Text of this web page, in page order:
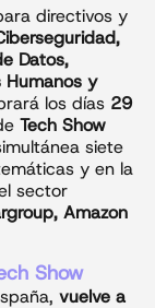
directivos y
Datos,
Humanos y
los días 29
Tech Show
siete
y en la
sector
Amazon
Show
vuelve a